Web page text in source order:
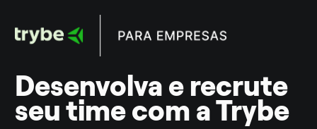
Desenvolva e recrute
seu time com a Trybe